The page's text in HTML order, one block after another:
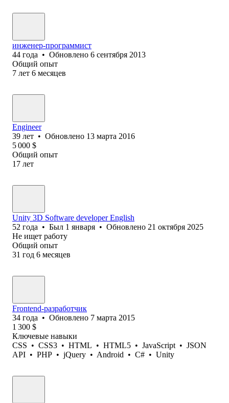
инженер-программист
44 года • Обновлено 6 сентября 2013
Общий опыт
7 лет 6 месяцев
Engineer
39 лет • Обновлено 13 марта 2016
5 000 $
Общий опыт
17 лет
Unity 3D Software developer English
52 года • Был 1 января • Обновлено 21 октября 2025
Не ищет работу
Общий опыт
31 год 6 месяцев
Frontend-разработчик
34 года • Обновлено 7 марта 2015
1 300 $
Ключевые навыки
CSS • CSS3 • HTML • HTML5 • JavaScript • JSON
API • PHP • jQuery • Android • C# • Unity